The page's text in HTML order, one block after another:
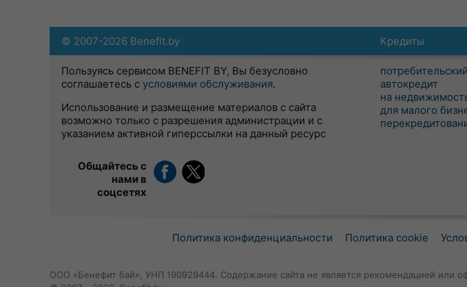
Кредиты
потребительский
автокредит
на
для малого
© 2007-2026 Benefit.by
Пользуясь сервисом BENEFIT BY, Вы безусловно
соглашаетесь с условиями обслуживания.
Использование и размещение материалов с сайта
возможно только с разрешения администрации и с
указанием активной гиперссылки на данный ресурс
Общайтесь с
нами в
соцсетях
Политика конфиденциальности Политика cookie
ООО «Бенефит бай», УНП 190929444. Содержание сайта не является рекомендацией или